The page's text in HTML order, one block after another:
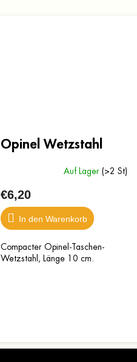
Opinel Wetzstahl
Auf Lager (>2 St)
€6,20
In den Warenkorb
Compacter Opinel-Taschen-
Wetzstahl, Länge 10 cm.